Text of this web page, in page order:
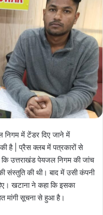
में टेंडर दिए जाने में
है | प्रैस क्लब में पत्रकारों से
कि उत्तराखंड पेयजल निगम की जांच
संस्तुति की थी। बाद में उसी कंपनी
खटाना ने कहा कि इसका
मांगी सूचना से हुआ है।